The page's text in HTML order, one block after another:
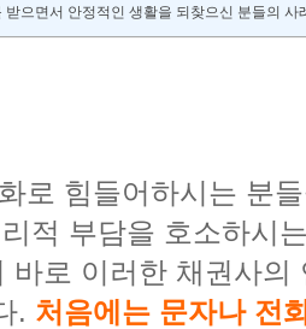
으면서 안정적인 생활을 되찾으신 분들의 사
로 힘들어하시는 분
적 부담을 호소하시
로 이러한 채권사의
. 처음에는 문자나 전